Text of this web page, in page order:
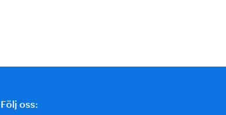
Följ oss: